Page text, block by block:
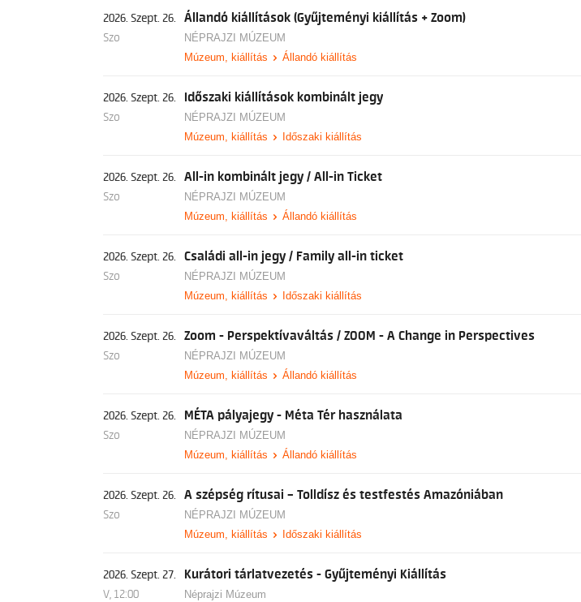
2026. Szept. 26.
Szo
Állandó kiállítások (Gyűjteményi kiállítás + Zoom)
NÉPRAJZI MÚZEUM
Múzeum, kiállítás
Állandó kiállítás
2026. Szept. 26.
Szo
Időszaki kiállítások kombinált jegy
NÉPRAJZI MÚZEUM
Múzeum, kiállítás
Időszaki kiállítás
2026. Szept. 26.
Szo
All-in kombinált jegy / All-in Ticket
NÉPRAJZI MÚZEUM
Múzeum, kiállítás
Állandó kiállítás
2026. Szept. 26.
Szo
Családi all-in jegy / Family all-in ticket
NÉPRAJZI MÚZEUM
Múzeum, kiállítás
Időszaki kiállítás
2026. Szept. 26.
Szo
Zoom - Perspektívaváltás / ZOOM - A Change in Perspectives
NÉPRAJZI MÚZEUM
Múzeum, kiállítás
Állandó kiállítás
2026. Szept. 26.
Szo
MÉTA pályajegy - Méta Tér használata
NÉPRAJZI MÚZEUM
Múzeum, kiállítás
Állandó kiállítás
2026. Szept. 26.
Szo
A szépség rítusai – Tolldísz és testfestés Amazóniában
NÉPRAJZI MÚZEUM
Múzeum, kiállítás
Időszaki kiállítás
2026. Szept. 27.
V, 12:00
Kurátori tárlatvezetés - Gyűjteményi Kiállítás
Néprajzi Múzeum